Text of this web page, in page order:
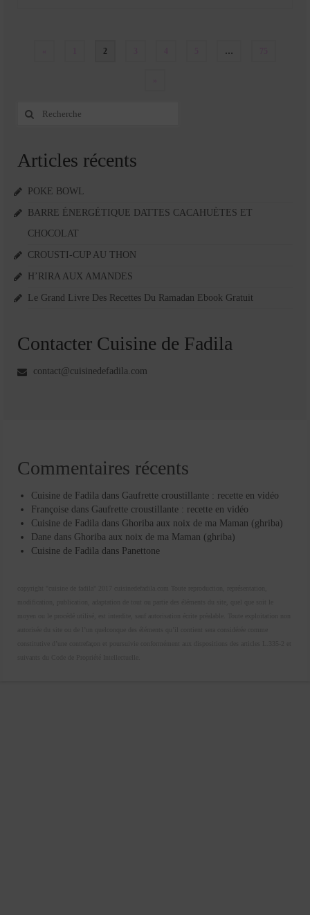
Pagination
publications
2 …
Rechercher
Articles récents
POKE BOWL
BARRE ÉNERGÉTIQUE DATTES CACAHUÈTES ET
CHOCOLAT
CROUSTI-CUP AU THON
H’RIRA AUX AMANDES
Le Grand Livre Des Recettes Du Ramadan Ebook Gratuit
Contacter Cuisine de Fadila
contact@cuisinedefadila.com
Commentaires récents
Cuisine de Fadila dans Gaufrette croustillante : recette en vidéo
Françoise dans Gaufrette croustillante : recette en vidéo
Cuisine de Fadila dans Ghoriba aux noix de ma Maman (ghriba)
Dane dans Ghoriba aux noix de ma Maman (ghriba)
Cuisine de Fadila dans Panettone